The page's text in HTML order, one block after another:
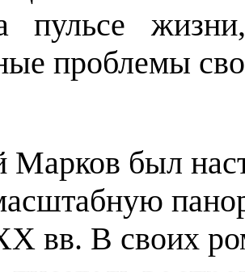
пульсе
проблемы
Марков был
вв. В своих